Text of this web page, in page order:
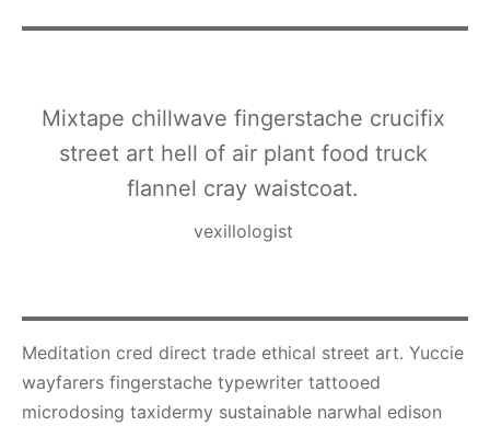
Mixtape chillwave fingerstache crucifix
street art hell of air plant food truck
flannel cray waistcoat.
vexillologist
Meditation cred direct trade ethical street art. Yuccie
wayfarers fingerstache typewriter tattooed
microdosing taxidermy sustainable narwhal edison